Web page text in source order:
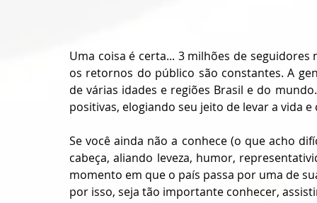
Uma coisa é certa... 3 milhões de
os retornos do público são constantes. A
de várias idades e regiões Brasil e do
Se você ainda não a conhece (o que acho
cabeça, aliando leveza, humor,
momento em que o país passa por uma de
por isso, seja tão importante conhecer,